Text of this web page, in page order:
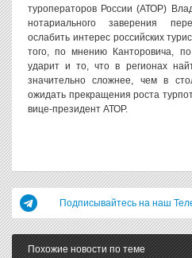
туроператоров России (АТОР)
нотариального заверения
ослабить интерес российских
того, по мнению Канторовича,
ударит и то, что в регионах
значительно сложнее, чем в
ожидать прекращения роста
вице-президент АТОР.
Подписывайтесь на наш
Похожие новости по теме